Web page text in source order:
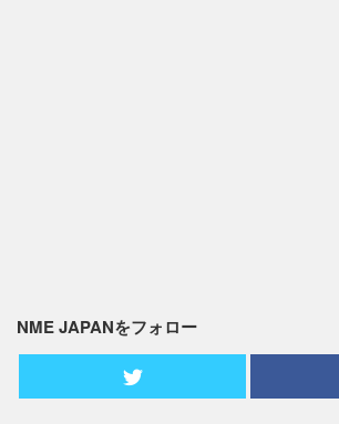
NME JAPANをフォロー